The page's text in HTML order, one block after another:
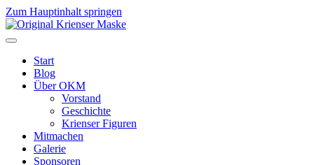
Zum Hauptinhalt springen
Start
Blog
Über OKM
Vorstand
Geschichte
Krienser Figuren
Mitmachen
Galerie
Sponsoren